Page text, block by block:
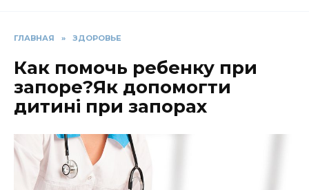
ГЛАВНАЯ » ЗДОРОВЬЕ
Как помочь ребенку при
запоре?Як допомогти
дитині при запорах